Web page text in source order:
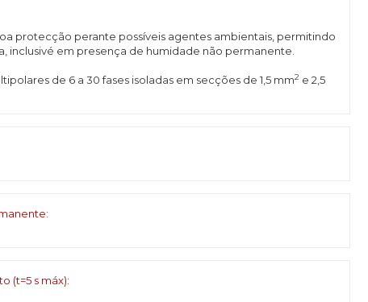
protecção perante possíveis agentes ambientais, permitindo
inclusivé em presença de humidade não permanente.
de 6 a 30 fases isoladas em secções de 1,5 mm2e 2,5
(t=5 s máx):